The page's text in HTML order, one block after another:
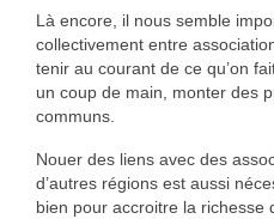
Là encore, il nous semble
collectivement entre
tenir au courant de ce qu’on
un coup de main, monter des
communs.
Nouer des liens avec des
d’autres régions est aussi
bien pour accroitre la richesse